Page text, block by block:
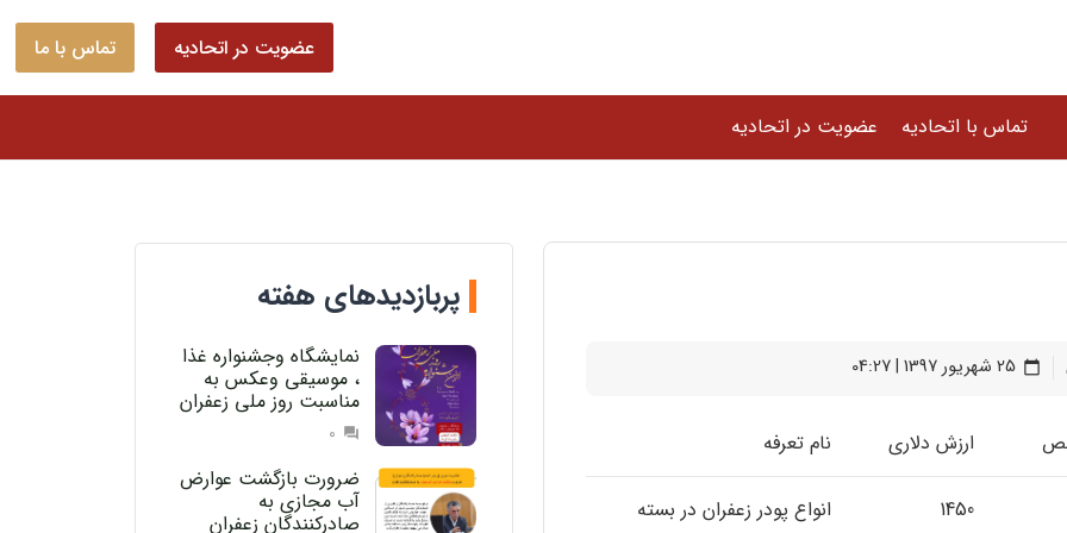
عضویت در اتحادیه تماس با ما
تماس با اتحادیه عضویت در اتحادیه
calendar_today 25 شهریور 1397 | 04:27
ارزش دلاری نام تعرفه
1450
انواع پودر زعفران در بسته
پربازدیدهای هفته
نمایشگاه وجشنواره غذا
، موسیقی وعکس به
مناسبت روز ملی زعفران
question_answer
0
ضرورت بازگشت عوارض
آب مجازی به
صادرکنندگان زعفران